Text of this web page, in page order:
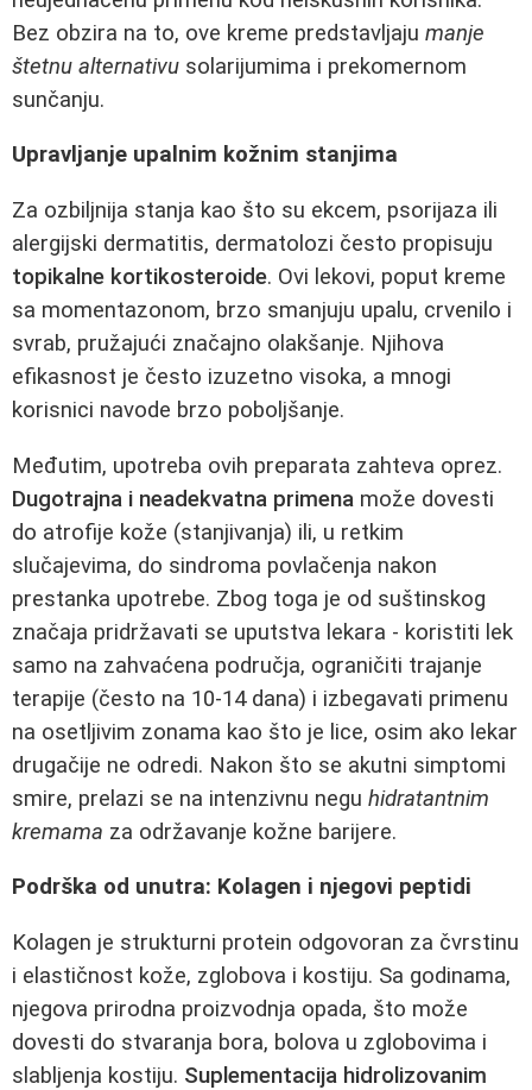
Bez obzira na to, ove kreme predstavljaju manje
štetnu alternativu solarijumima i prekomernom
sunčanju.
Upravljanje upalnim kožnim stanjima
Za ozbiljnija stanja kao što su ekcem, psorijaza ili
alergijski dermatitis, dermatolozi često propisuju
topikalne kortikosteroide. Ovi lekovi, poput kreme
sa momentazonom, brzo smanjuju upalu, crvenilo i
svrab, pružajući značajno olakšanje. Njihova
efikasnost je često izuzetno visoka, a mnogi
korisnici navode brzo poboljšanje.
Međutim, upotreba ovih preparata zahteva oprez.
Dugotrajna i neadekvatna primena može dovesti
do atrofije kože (stanjivanja) ili, u retkim
slučajevima, do sindroma povlačenja nakon
prestanka upotrebe. Zbog toga je od suštinskog
značaja pridržavati se uputstva lekara - koristiti lek
samo na zahvaćena područja, ograničiti trajanje
terapije (često na 10-14 dana) i izbegavati primenu
na osetljivim zonama kao što je lice, osim ako lekar
drugačije ne odredi. Nakon što se akutni simptomi
smire, prelazi se na intenzivnu negu hidratantnim
kremama za održavanje kožne barijere.
Podrška od unutra: Kolagen i njegovi peptidi
Kolagen je strukturni protein odgovoran za čvrstinu
i elastičnost kože, zglobova i kostiju. Sa godinama,
njegova prirodna proizvodnja opada, što može
dovesti do stvaranja bora, bolova u zglobovima i
slabljenja kostiju. Suplementacija hidrolizovanim